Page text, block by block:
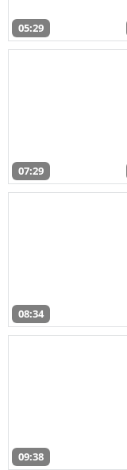
05:29
07:29
08:34
09:38